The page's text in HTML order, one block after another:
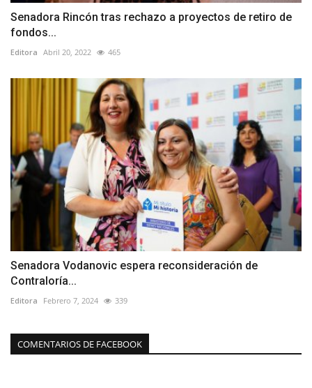
Senadora Rincón tras rechazo a proyectos de retiro de
fondos...
Editora Abril 20, 2022 465
Senadora Vodanovic espera reconsideración de
Contraloría...
Editora Febrero 7, 2024 339
COMENTARIOS DE FACEBOOK